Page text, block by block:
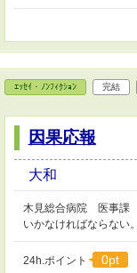
ｴｯｾｲ・ﾉﾝﾌｨｸｼｮﾝ 完結
因果応報
大和
木見総合病院 医事課
いかなければならない
24h.ポイント 0pt